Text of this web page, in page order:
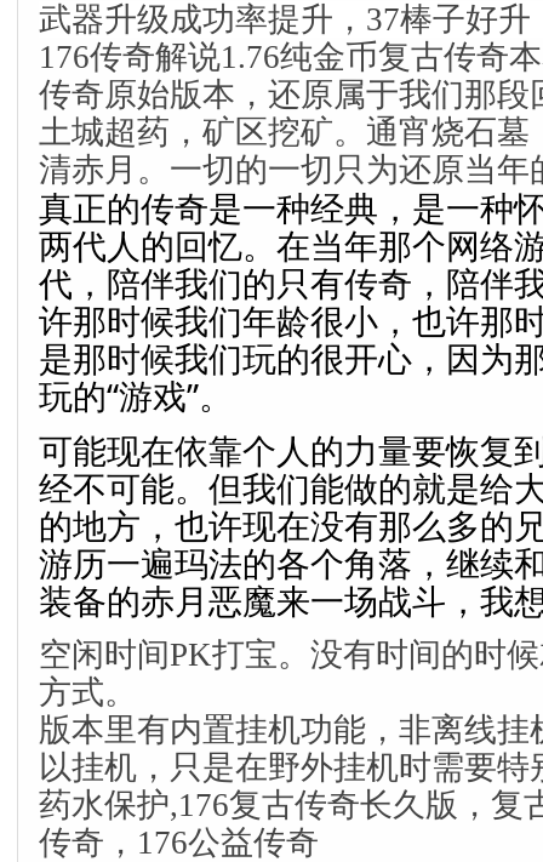
武器升级成功率提升，37棒子好
176传奇解说1.76纯金币复古传奇
传奇原始版本，还原属于我们那段
土城超药，矿区挖矿。通宵烧石墓
清赤月。一切的一切只为还原当年
真正的传奇是一种经典，是一种
两代人的回忆。在当年那个网络
代，陪伴我们的只有传奇，陪伴
许那时候我们年龄很小，也许那
是那时候我们玩的很开心，因为
玩的“游戏”。
可能现在依靠个人的力量要恢复
经不可能。但我们能做的就是给
的地方，也许现在没有那么多的
游历一遍玛法的各个角落，继续
装备的赤月恶魔来一场战斗，我
空闲时间PK打宝。没有时间的时
方式。
版本里有内置挂机功能，非离线挂
以挂机，只是在野外挂机时需要
药水保护,176复古传奇长久版，复
传奇，176公益传奇